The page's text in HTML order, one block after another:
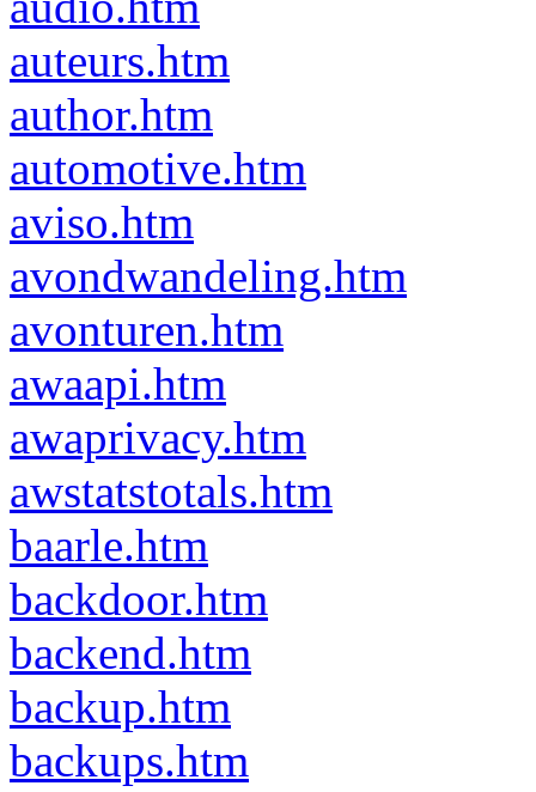
auteurs.htm
author.htm
automotive.htm
aviso.htm
avondwandeling.htm
avonturen.htm
awaapi.htm
awaprivacy.htm
awstatstotals.htm
baarle.htm
backdoor.htm
backend.htm
backup.htm
backups.htm